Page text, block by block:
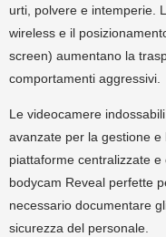
urti, polvere e intemperie.
wireless e il
screen) aumentano la
comportamenti aggressivi.
Le videocamere
avanzate per la gestione e
piattaforme centralizzate
bodycam Reveal perfette
necessario documentare
sicurezza del personale.